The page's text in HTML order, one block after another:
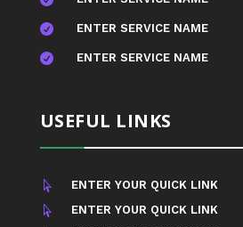
 ENTER SERVICE NAME
 ENTER SERVICE NAME
USEFUL LINKS

ENTER YOUR QUICK LINK

ENTER YOUR QUICK LINK